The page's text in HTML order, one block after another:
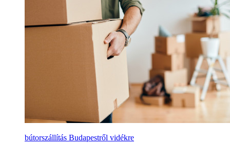
bútorszállítás Budapestről vidékre